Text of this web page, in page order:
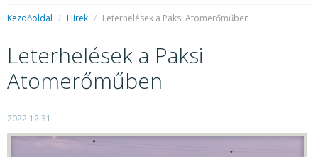
HÍREK
RENDKÍVÜLI HÍREK
HIRDETMÉNYEK
Kezdőoldal / Hírek / Leterhelések a Paksi Atomerőműben
Leterhelések a Paksi
Atomerőműben
2022.12.31